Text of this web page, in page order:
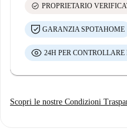
check_circle PROPRIETARIO
GARANZIA SPOTAHOME
24H PER
Scopri le nostre Condizioni